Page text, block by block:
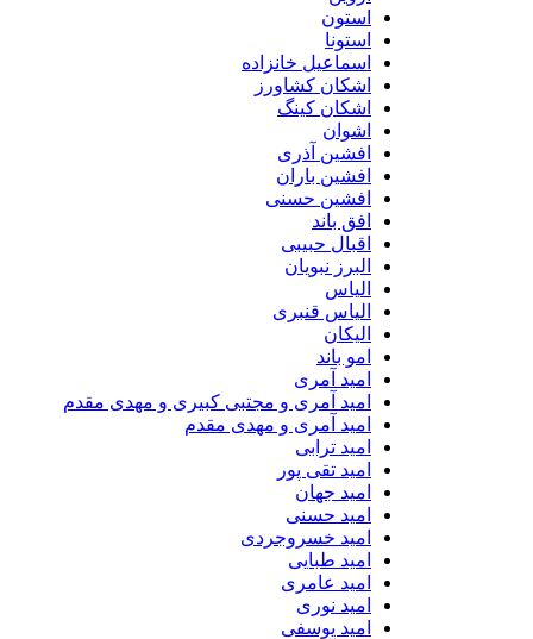
اسماعیل خانزاده
اشکان کشاورز
اشکان کینگ
افشین آذری
افشین باران
افشین حسنی
افق باند
اقبال حبیبی
البرز نبویان
الیاس قنبرى
امو باند
امید آمری
امید آمری و مجتبی کبیری و مهدى مقدم
امید آمری و مهدی مقدم
امید ترابی
امید تقی پور
امید جهان
امید حسنی
امید خسروجردی
امید طبایی
امید عامری
امید نوری
امید یوسفی